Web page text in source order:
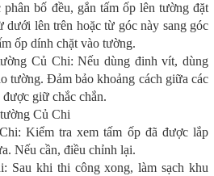
bố đều, gắn tấm ốp lên tường đặt
dưới lên trên hoặc từ góc này sang góc
ốp dính chặt vào tường.
Củ Chi: Nếu dùng đinh vít, dùng
tường. Đảm bảo khoảng cách giữa các
giữ chắc chắn.
Củ Chi
Kiểm tra xem tấm ốp đã được lắp
Nếu cần, điều chỉnh lại.
Sau khi thi công xong, làm sạch khu